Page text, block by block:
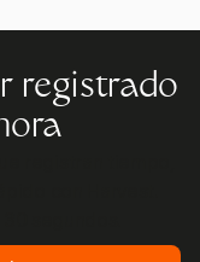
registrado